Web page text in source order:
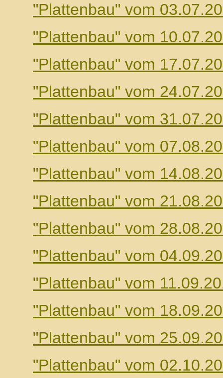
"Plattenbau" vom
"Plattenbau" vom
"Plattenbau" vom
"Plattenbau" vom
"Plattenbau" vom
"Plattenbau" vom
"Plattenbau" vom
"Plattenbau" vom
"Plattenbau" vom
"Plattenbau" vom
"Plattenbau" vom
"Plattenbau" vom
"Plattenbau" vom
"Plattenbau" vom